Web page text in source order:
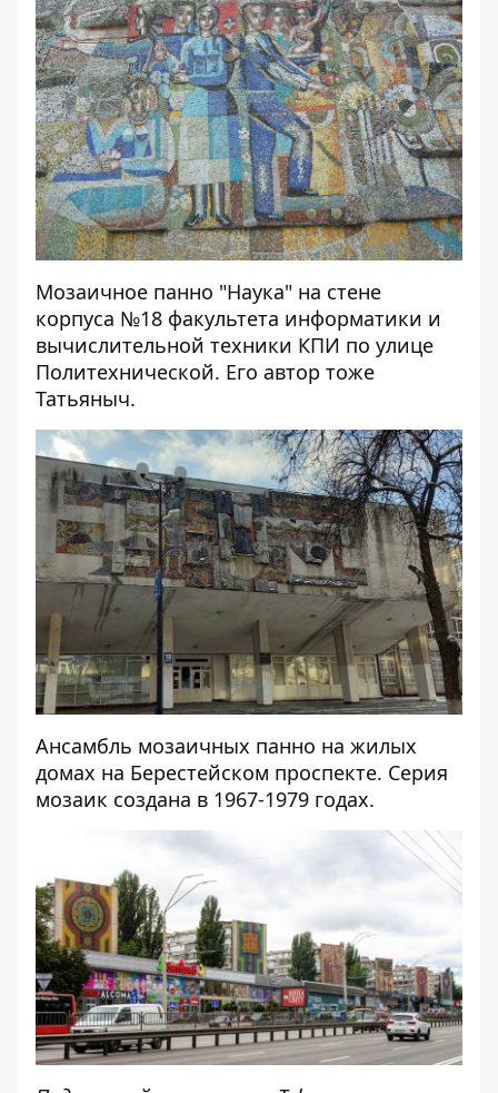
Мозаичное панно "Наука" на стене
корпуса №18 факультета информатики и
вычислительной техники КПИ по улице
Политехнической. Его автор тоже
Татьяныч.
Ансамбль мозаичных панно на жилых
домах на Берестейском проспекте. Серия
мозаик создана в 1967-1979 годах.